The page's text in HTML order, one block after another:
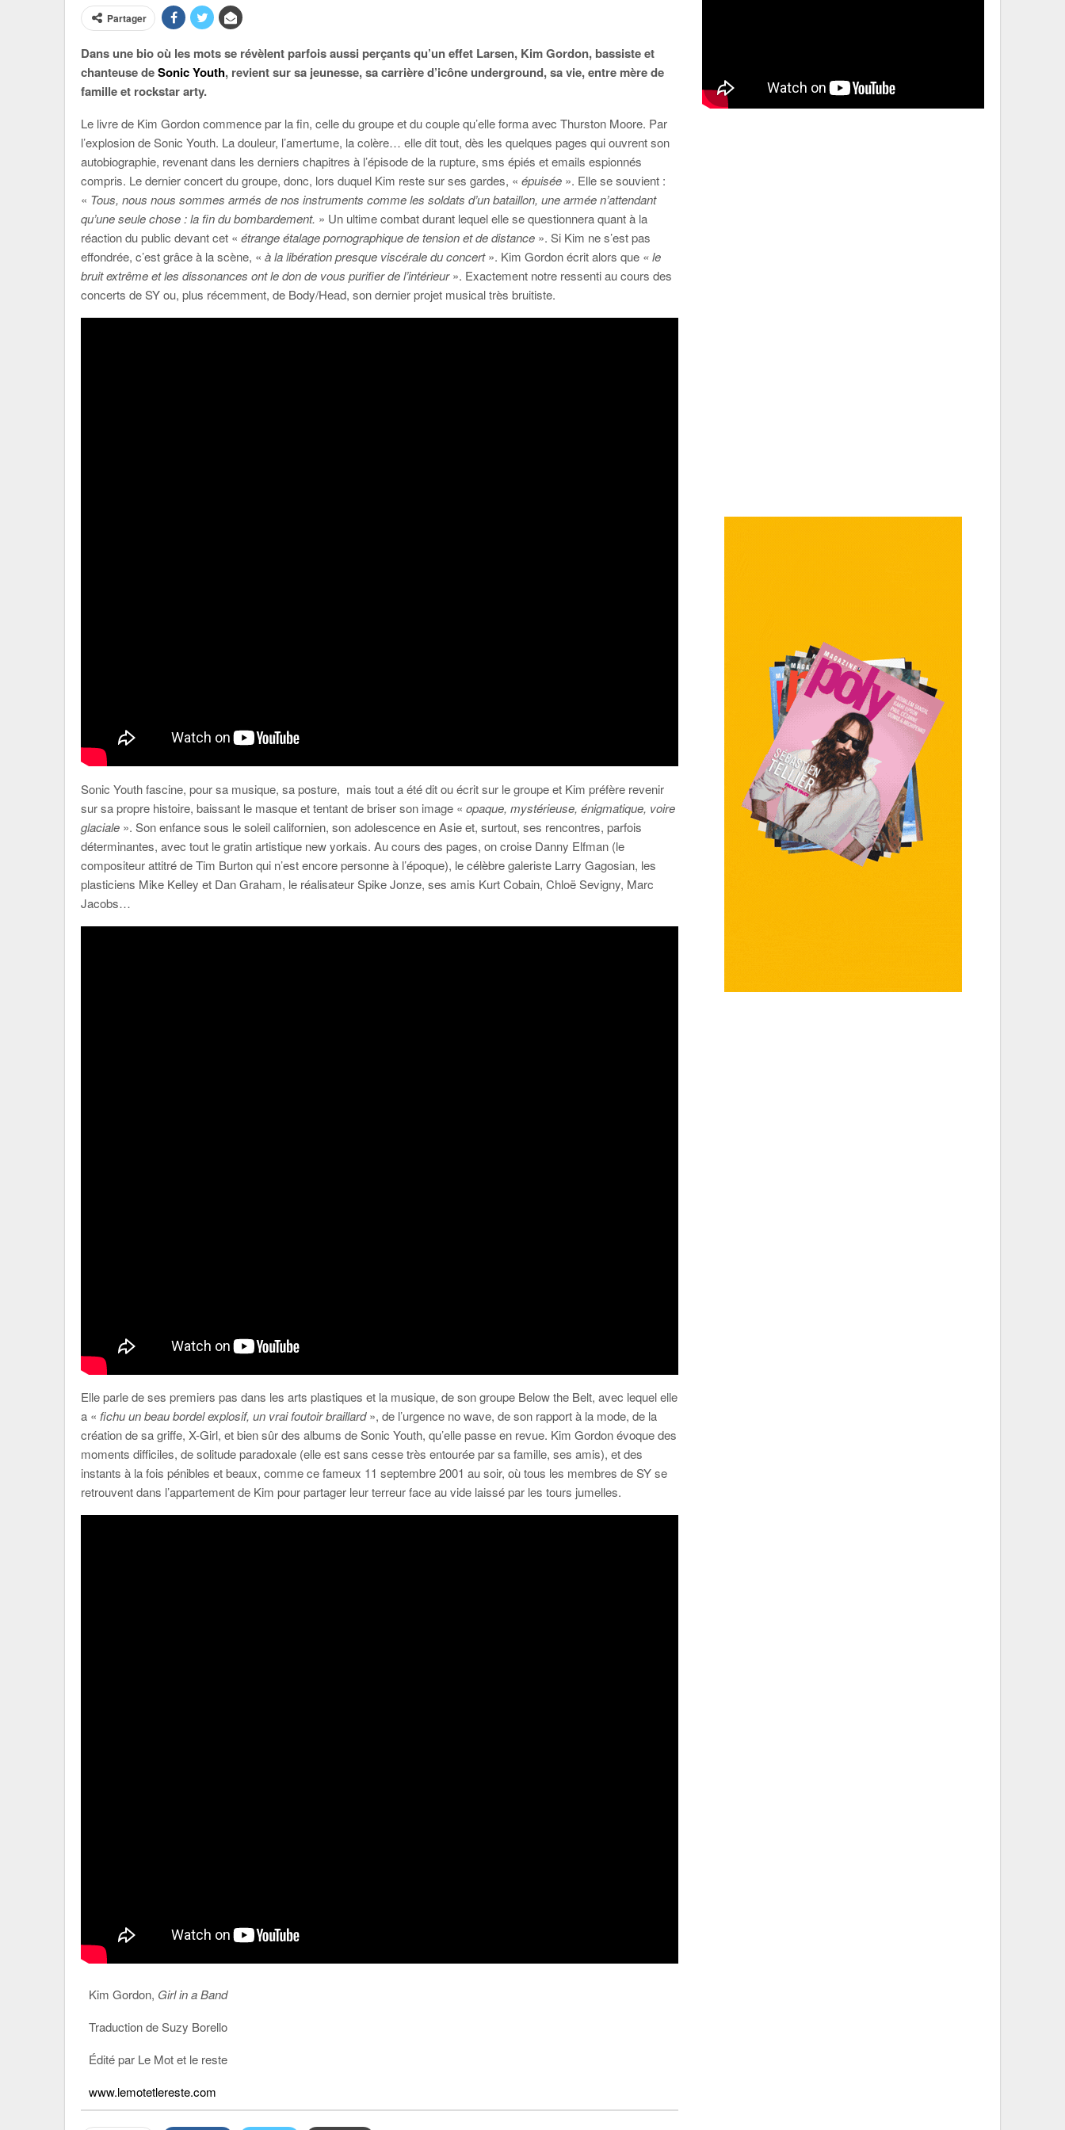
Partager
Dans une bio où les mots se révèlent parfois aussi perçants qu’un effet Larsen, Kim Gordon, bassiste et
chanteuse deSonic Youth, revient sur sa jeunesse, sa carrière d’icône underground, sa vie, entre mère de
famille et rockstar arty.
Le livre de Kim Gordon commence par la fin, celle du groupe et du couple qu’elle forma avec Thurston Moore. Par
l’explosion de Sonic Youth. La douleur, l’amertume, la colère… elle dit tout, dès les quelques pages qui ouvrent son
autobiographie, revenant dans les derniers chapitres à l’épisode de la rupture, sms épiés et emails espionnés
compris. Le dernier concert du groupe, donc, lors duquel Kim reste sur ses gardes, « épuisée ». Elle se souvient :
« Tous, nous nous sommes armés de nos instruments comme les soldats d’un bataillon, une armée n’attendant
qu’une seule chose : la fin du bombardement. » Un ultime combat durant lequel elle se questionnera quant à la
réaction du public devant cet « étrange étalage pornographique de tension et de distance ». Si Kim ne s’est pas
effondrée, c’est grâce à la scène, « à la libération presque viscérale du concert». Kim Gordon écrit alors que « le
bruit extrême et les dissonances ont le don de vous purifier de l’intérieur». Exactement notre ressenti au cours des
concerts de SY ou, plus récemment, de Body/Head, son dernier projet musical très bruitiste.
Sonic Youth fascine, pour sa musique, sa posture, mais tout a été dit ou écrit sur le groupe et Kim préfère revenir
sur sa propre histoire, baissant le masque et tentant de briser son image « opaque, mystérieuse, énigmatique, voire
glaciale ». Son enfance sous le soleil californien, son adolescence en Asie et, surtout, ses rencontres, parfois
déterminantes, avec tout le gratin artistique new yorkais. Au cours des pages, on croise Danny Elfman (le
compositeur attitré de Tim Burton qui n’est encore personne à l’époque), le célèbre galeriste Larry Gagosian, les
plasticiens Mike Kelley et Dan Graham, le réalisateur Spike Jonze, ses amis Kurt Cobain, Chloë Sevigny, Marc
Jacobs…
Elle parle de ses premiers pas dans les arts plastiques et la musique, de son groupe Below the Belt, avec lequel elle
a « fichu un beau bordel explosif, un vrai foutoir braillard», de l’urgence no wave, de son rapport à la mode, de la
création de sa griffe, X-Girl, et bien sûr des albums de Sonic Youth, qu’elle passe en revue. Kim Gordon évoque des
moments difficiles, de solitude paradoxale (elle est sans cesse très entourée par sa famille, ses amis), et des
instants à la fois pénibles et beaux, comme ce fameux 11 septembre 2001 au soir, où tous les membres de SY se
retrouvent dans l’appartement de Kim pour partager leur terreur face au vide laissé par les tours jumelles.
Kim Gordon, Girl in a Band
Traduction de Suzy Borello
Édité par Le Mot et le reste
www.lemotetlereste.com